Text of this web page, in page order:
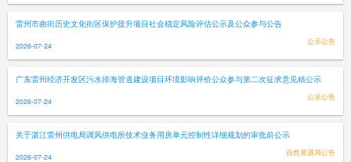
雷州市曲街历史文化街区保护提升项目社会稳定风险评估公示及公众参与公告
2026-07-24 公示公告
广东雷州经济开发区污水排海管道建设项目环境影响评价公众参与第二次征求意见稿公示
2026-07-24 公示公告
关于湛江雷州供电局调风供电所技术业务用房单元控制性详细规划的审批前公示
2026-07-24 自然资源局公告